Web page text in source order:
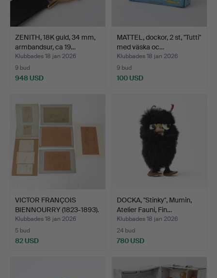
ZENITH, 18K guld, 34 mm,
armbandsur, ca 19…
Klubbades 18 jan 2026
9 bud
948 USD
MATTEL, dockor, 2 st, "Tutti"
med väska oc…
Klubbades 18 jan 2026
9 bud
100 USD
VICTOR FRANÇOIS
BIENNOURRY (1823-1893).
Sk…
Klubbades 18 jan 2026
5 bud
82 USD
DOCKA, "Stinky", Mumin,
Atelier Fauni, Fin…
Klubbades 18 jan 2026
24 bud
780 USD